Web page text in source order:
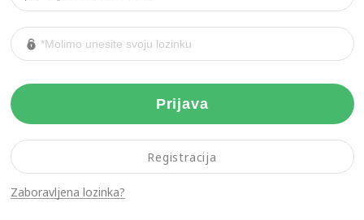
Prijava
Zaboravljena lozinka?
Registracija